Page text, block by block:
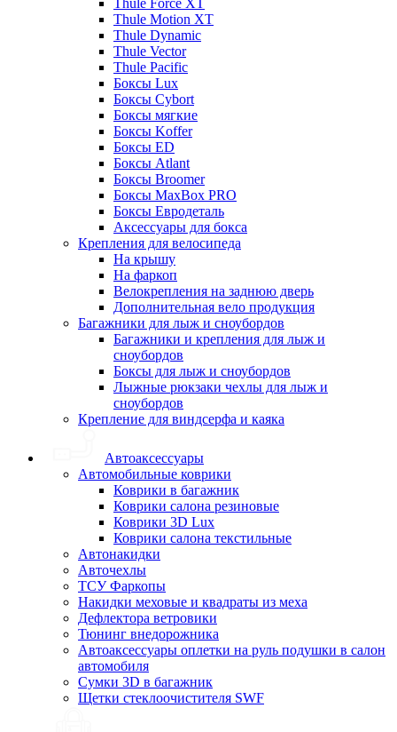
Thule Force XT
Thule Motion XT
Thule Dynamic
Thule Vector
Thule Pacific
Боксы Lux
Боксы Cybort
Боксы мягкие
Боксы Koffer
Боксы ED
Боксы Atlant
Боксы Broomer
Боксы MaxBox PRO
Боксы Евродеталь
Аксессуары для бокса
Крепления для велосипеда
На крышу
На фаркоп
Велокрепления на заднюю дверь
Дополнительная вело продукция
Багажники для лыж и сноубордов
Багажники и крепления для лыж и
сноубордов
Боксы для лыж и сноубордов
Лыжные рюкзаки чехлы для лыж и
сноубордов
Крепление для виндсерфа и каяка
Автоаксессуары
Автомобильные коврики
Коврики в багажник
Коврики салона резиновые
Коврики 3D Lux
Коврики салона текстильные
Автонакидки
Авточехлы
ТСУ Фаркопы
Накидки меховые и квадраты из меха
Дефлектора ветровики
Тюнинг внедорожника
Автоаксессуары оплетки на руль подушки в салон
автомобиля
Сумки 3D в багажник
Щетки стеклоочистителя SWF